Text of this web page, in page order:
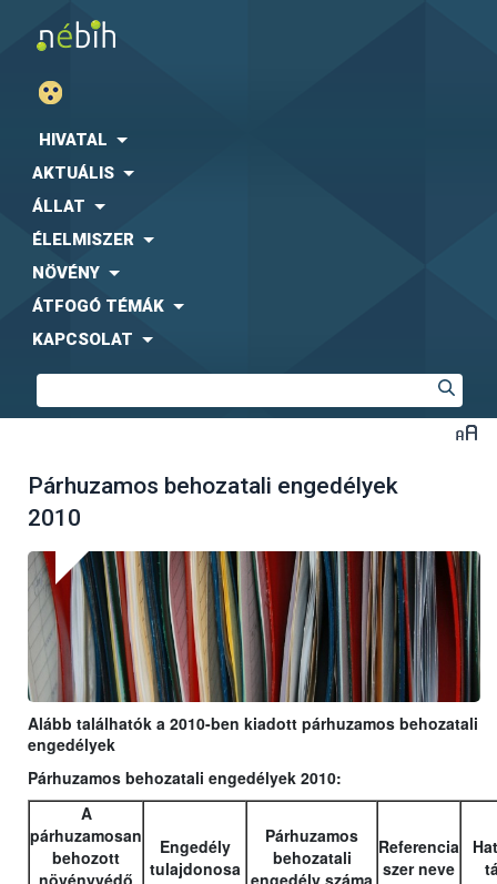
HIVATAL
AKTUÁLIS
ÁLLAT
ÉLELMISZER
NÖVÉNY
ÁTFOGÓ TÉMÁK
KAPCSOLAT
Párhuzamos behozatali engedélyek
2010
Alább találhatók a 2010-ben kiadott párhuzamos behozatali
engedélyek
Párhuzamos behozatali engedélyek 2010:
A
párhuzamosan
behozott
Engedély
tulajdonosa
Párhuzamos
behozatali
Referencia
szer neve